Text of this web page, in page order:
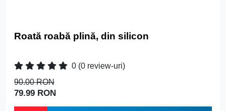
Roată roabă plină, din silicon
0 (0 review-uri)
90.00 RON
79.99 RON